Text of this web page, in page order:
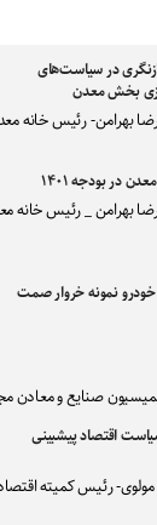
در سیاست‌های
بخش معدن
بهرامن- رئیس خانه
در بودجه ۱۴۰۱
بهرامن _ رئیس خانه
نمونه خروار صمت
صنایع و معادن
اقتصاد پیشبینی
رئیس کمیته